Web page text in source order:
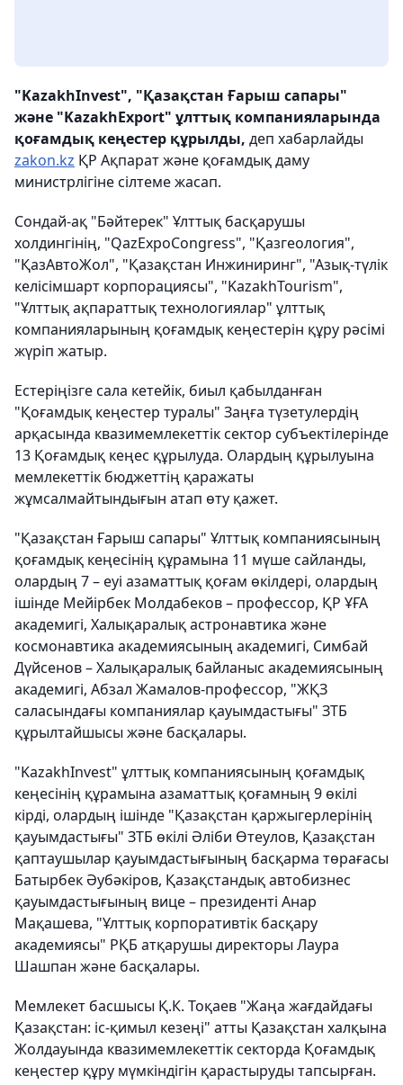
"KazakhInvest", "Қазақстан Ғарыш сапары"
және "KazakhExport" ұлттық компанияларында
қоғамдық кеңестер құрылды, деп хабарлайды
zakon.kz ҚР Ақпарат және қоғамдық даму
министрлігіне сілтеме жасап.
Сондай-ақ "Бәйтерек" Ұлттық басқарушы
холдингінің, "QazExpoCongress", "Қазгеология",
"ҚазАвтоЖол", "Қазақстан Инжиниринг", "Азық-түлік
келісімшарт корпорациясы", "KazakhTourism",
"Ұлттық ақпараттық технологиялар" ұлттық
компанияларының қоғамдық кеңестерін құру рәсімі
жүріп жатыр.
Естеріңізге сала кетейік, биыл қабылданған
"Қоғамдық кеңестер туралы" Заңға түзетулердің
арқасында квазимемлекеттік сектор субъектілерінде
13 Қоғамдық кеңес құрылуда. Олардың құрылуына
мемлекеттік бюджеттің қаражаты
жұмсалмайтындығын атап өту қажет.
"Қазақстан Ғарыш сапары" Ұлттық компаниясының
қоғамдық кеңесінің құрамына 11 мүше сайланды,
олардың 7 – еуі азаматтық қоғам өкілдері, олардың
ішінде Мейірбек Молдабеков – профессор, ҚР ҰҒА
академигі, Халықаралық астронавтика және
космонавтика академиясының академигі, Симбай
Дүйсенов – Халықаралық байланыс академиясының
академигі, Абзал Жамалов-профессор, "ЖҚЗ
саласындағы компаниялар қауымдастығы" ЗТБ
құрылтайшысы және басқалары.
"KazakhInvest" ұлттық компаниясының қоғамдық
кеңесінің құрамына азаматтық қоғамның 9 өкілі
кірді, олардың ішінде "Қазақстан қаржыгерлерінің
қауымдастығы" ЗТБ өкілі Әліби Өтеулов, Қазақстан
қаптаушылар қауымдастығының басқарма төрағасы
Батырбек Әубәкіров, Қазақстандық автобизнес
қауымдастығының вице – президенті Анар
Мақашева, "Ұлттық корпоративтік басқару
академиясы" РҚБ атқарушы директоры Лаура
Шашпан және басқалары.
Мемлекет басшысы Қ.К. Тоқаев "Жаңа жағдайдағы
Қазақстан: іс-қимыл кезеңі" атты Қазақстан халқына
Жолдауында квазимемлекеттік секторда Қоғамдық
кеңестер құру мүмкіндігін қарастыруды тапсырған.